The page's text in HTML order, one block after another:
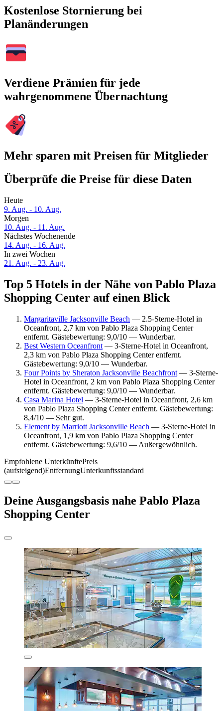
Kostenlose Stornierung bei
Planänderungen
Verdiene Prämien für jede
wahrgenommene Übernachtung
Mehr sparen mit Preisen für Mitglieder
Überprüfe die Preise für diese Daten
Heute
9. Aug. - 10. Aug.
Morgen
10. Aug. - 11. Aug.
Nächstes Wochenende
14. Aug. - 16. Aug.
In zwei Wochen
21. Aug. - 23. Aug.
Top 5 Hotels in der Nähe von Pablo Plaza
Shopping Center auf einen Blick
Margaritaville Jacksonville Beach — 2.5-Sterne-Hotel in
Oceanfront, 2,7 km von Pablo Plaza Shopping Center
entfernt. Gästebewertung: 9,0/10 — Wunderbar.
Best Western Oceanfront — 3-Sterne-Hotel in Oceanfront,
2,3 km von Pablo Plaza Shopping Center entfernt.
Gästebewertung: 9,0/10 — Wunderbar.
Four Points by Sheraton Jacksonville Beachfront — 3-Sterne-
Hotel in Oceanfront, 2 km von Pablo Plaza Shopping Center
entfernt. Gästebewertung: 9,0/10 — Wunderbar.
Casa Marina Hotel — 3-Sterne-Hotel in Oceanfront, 2,6 km
von Pablo Plaza Shopping Center entfernt. Gästebewertung:
8,4/10 — Sehr gut.
Element by Marriott Jacksonville Beach — 3-Sterne-Hotel in
Oceanfront, 1,9 km von Pablo Plaza Shopping Center
entfernt. Gästebewertung: 9,6/10 — Außergewöhnlich.
Empfohlene UnterkünftePreis
(aufsteigend)EntfernungUnterkunftsstandard
Deine Ausgangsbasis nahe Pablo Plaza
Shopping Center